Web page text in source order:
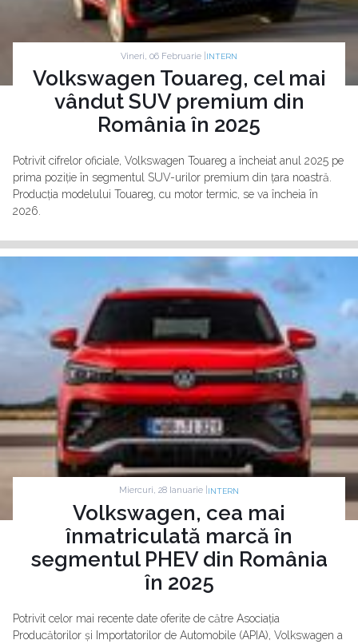
Vineri, 06 Februarie | INTERN
Volkswagen Touareg, cel mai
vândut SUV premium din
România în 2025
Potrivit cifrelor oficiale, Volkswagen Touareg a încheiat anul 2025 pe
prima poziție în segmentul SUV-urilor premium din țara noastră.
Producția modelului Touareg, cu motor termic, se va încheia în
2026.
Miercuri, 28 Ianuarie | INTERN
Volkswagen, cea mai
înmatriculată marcă în
segmentul PHEV din România
în 2025
Potrivit celor mai recente date oferite de către Asociația
Producătorilor și Importatorilor de Automobile (APIA), Volkswagen a